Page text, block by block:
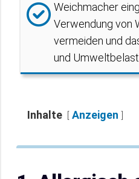
Weichmacher
Verwendung von
vermeiden und
und
Inhalte Anzeigen